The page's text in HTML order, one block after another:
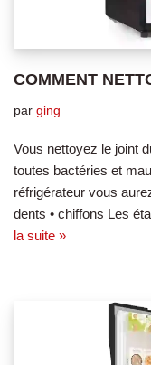
COMMENT
par ging
Vous nettoyez le joint
toutes bactéries et
réfrigérateur vous
dents • chiffons Les
la suite »